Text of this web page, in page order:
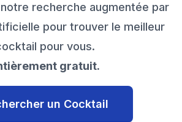
recherche augmentée par
pour trouver le meilleur
pour vous.
gratuit.
un Cocktail